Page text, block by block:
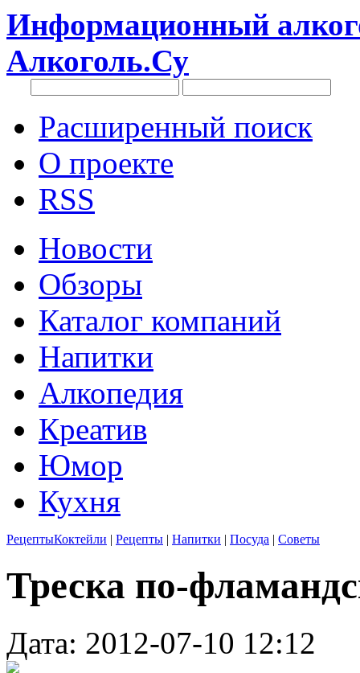
Информационный
Алкоголь.Су
Расширенный поиск
О проекте
RSS
Новости
Обзоры
Каталог компаний
Напитки
Алкопедия
Креатив
Юмор
Кухня
РецептыКоктейли | Рецепты | Напитки | Посуда | Советы
Треска по-
Дата: 2012-07-10 12:12